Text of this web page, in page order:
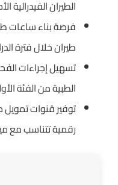
الطيران الفيدرالية
طيران خلال فترة
تسهيل إجراءات
الطبية من الفئة
توفير قنوات
رقمية تتناسب مع